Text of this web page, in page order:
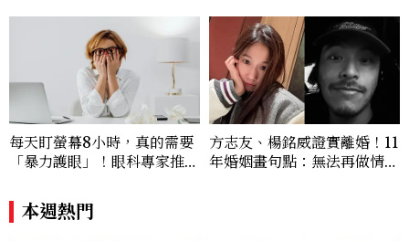
視角與編輯直覺，引領讀者探索女性多元面
貌與生活品味風格的無限可能。
每天盯螢幕8小時，真的需要
「暴力護眼」！眼科專家推5
息20秒
方志友、楊銘威證實離婚！11
年婚姻畫句點：無法再做情
本週熱門